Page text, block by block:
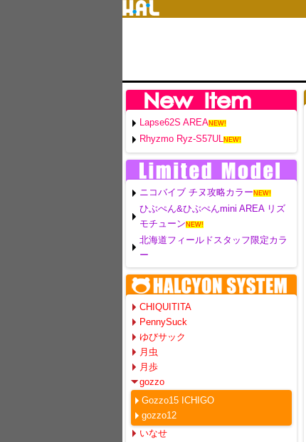
Lapse62S AREANEW!
Rhyzmo Ryz-S57ULNEW!
ニコバイブ チヌ攻略カラー NEW!
ひぶぺん&ひぶぺんmini AREA リズ
モチューン NEW!
北海道フィールドスタッフ限定カラ
ー
CHIQUITITA
PennySuck
ゆびサック
月虫
月歩
gozzo
Gozzo15 ICHIGO
gozzo12
いなせ